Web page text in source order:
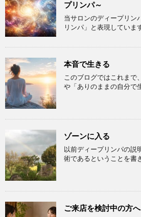
プリンパ～
当サロンのディープリン
リンパ」と表現していま
本音で生きる
このブログではこれまで
や「ありのままの自分で
ゾーンに入る
以前ディープリンパの説
術であるということを書
ご来店を検討中の方へ